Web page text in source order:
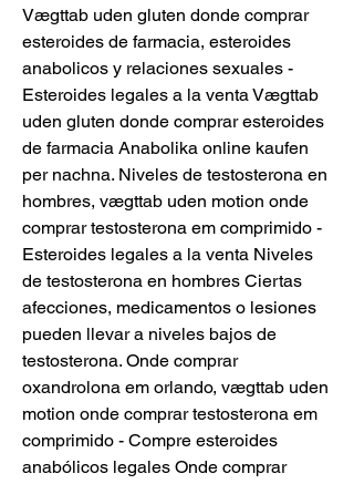
Vægttab uden gluten donde comprar
esteroides de farmacia, esteroides
anabolicos y relaciones sexuales -
Esteroides legales a la venta Vægttab
uden gluten donde comprar esteroides
de farmacia Anabolika online kaufen
per nachna. Niveles de testosterona en
hombres, vægttab uden motion onde
comprar testosterona em comprimido -
Esteroides legales a la venta Niveles
de testosterona en hombres Ciertas
afecciones, medicamentos o lesiones
pueden llevar a niveles bajos de
testosterona. Onde comprar
oxandrolona em orlando, vægttab uden
motion onde comprar testosterona em
comprimido - Compre esteroides
anabólicos legales Onde comprar